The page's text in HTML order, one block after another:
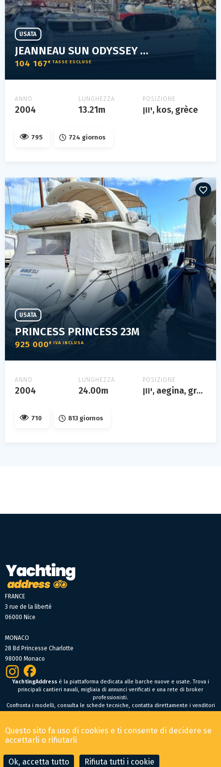
JEANNEAU SUN ODYSSEY 43 DS
104 167 € TASSE ESCLUSE
USATA
ANNO
2004
LUNGHEZZA
13.21m
POSIZIONE
יוון, kos, grèce
795 724 giornos
PRINCESS PRINCESS 23M
925 000€ IVA INCLUSA
USATA
ANNO
2004
LUNGHEZZA
24.00m
POSIZIONE
יוון, aegina, grèce
710 813 giornos
FRANCE
3 rue de la liberté
06000 Nice
MONACO
28 Bd Princesse Charlotte
98000 Monaco
YachtingAddressè la piattaforma dedicata alle barche nuove e usate. Trova i
principali cantieri navali, migliaia di annunci verificati e una rete di broker
professionisti.
Confronta i modelli, consulta le schede tecniche, contatta direttamente i venditori
oppure fai un’offerta online per trovare facilmente la tua prossima barca.
Condizioni Generali di Vendita-Menzioni legali
© 2026 YachtingAddress.com
Questo sito fa uso di cookies e ti consente di decidere se
accettarli o rifiutarli
Ok, accetta tutto Rifiuta tutti i cookie